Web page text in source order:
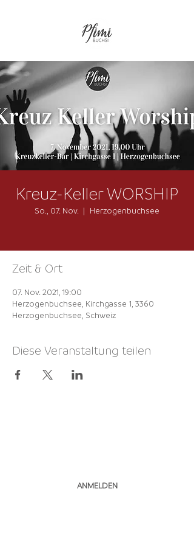
Kreuz-Keller WORSHIP
So., 07. Nov.
  |
Herzogenbuchsee
Zeit & Ort
07. Nov. 2021, 19:00
Herzogenbuchsee, Kirchgasse 1, 3360
Herzogenbuchsee, Schweiz
Diese Veranstaltung teilen
ANMELDEN